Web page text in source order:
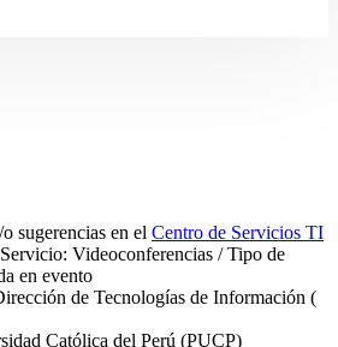
sugerencias en el Centro de Servicios TI
Videoconferencias / Tipo de
en evento
de Tecnologías de Información (
Católica del Perú (PUCP)